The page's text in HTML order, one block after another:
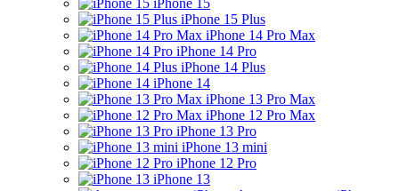
iPhone 15
iPhone 15 Plus
iPhone 14 Pro Max
iPhone 14 Pro
iPhone 14 Plus
iPhone 14
iPhone 13 Pro Max
iPhone 12 Pro Max
iPhone 13 Pro
iPhone 13 mini
iPhone 12 Pro
iPhone 13